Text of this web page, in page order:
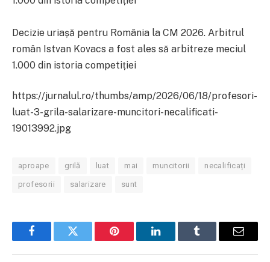
Decizie uriașă pentru România la CM 2026. Arbitrul
român Istvan Kovacs a fost ales să arbitreze meciul
1.000 din istoria competiției
https://jurnalul.ro/thumbs/amp/2026/06/18/profesori-
luat-3-grila-salarizare-muncitori-necalificati-
19013992.jpg
aproape grilă luat mai muncitorii necalificați
profesorii salarizare sunt
FacebookTwitter Pinterest LinkedInTumblr Email